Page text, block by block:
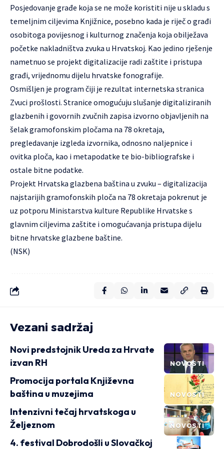
Posjedovanje građe koja se ne može koristiti nije u skladu s
temeljnim ciljevima Knjižnice, posebno kada je riječ o građi
osobitoga povijesnog i kulturnog značenja koja obilježava
početke nakladništva zvuka u Hrvatskoj. Kao jedino rješenje
nametnuo se projekt digitalizacije radi zaštite i pristupa
građi, vrijednomu dijelu hrvatske fonografije.
Osmišljen je program čiji je rezultat internetska stranica
Zvuci prošlosti. Stranice omogućuju slušanje digitaliziranih
glazbenih i govornih zvučnih zapisa izvorno objavljenih na
šelak gramofonskim pločama na 78 okretaja,
pregledavanje izgleda izvornika, odnosno naljepnice i
ovitka ploča, kao i metapodatke te bio-bibliografske i
ostale bitne podatke.
Projekt Hrvatska glazbena baština u zvuku – digitalizacija
najstarijih gramofonskih ploča na 78 okretaja pokrenut je
uz potporu Ministarstva kulture Republike Hrvatske s
glavnim ciljevima zaštite i omogućavanja pristupa dijelu
bitne hrvatske glazbene baštine.
(NSK)
Vezani sadržaj
NOVOSTI
Novi predstojnik Ureda za Hrvate
izvan RH
NOVOSTI
Promocija portala Književna
baština u muzejima
NOVOSTI
Intenzivni tečaj hrvatskoga u
Željeznom
4. festival Dobrodošli u Slovačkoj